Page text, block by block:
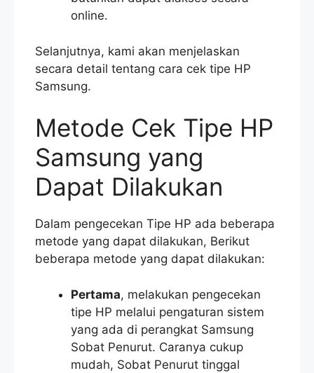
online.
Selanjutnya, kami akan menjelaskan
secara detail tentang cara cek tipe HP
Samsung.
Metode Cek Tipe HP
Samsung yang
Dapat Dilakukan
Dalam pengecekan Tipe HP ada beberapa
metode yang dapat dilakukan, Berikut
beberapa metode yang dapat dilakukan:
Pertama, melakukan pengecekan
tipe HP melalui pengaturan sistem
yang ada di perangkat Samsung
Sobat Penurut. Caranya cukup
mudah, Sobat Penurut tinggal